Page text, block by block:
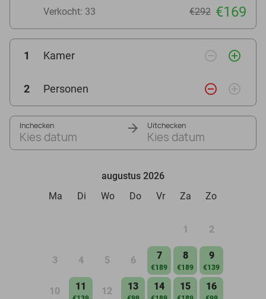
Verkocht: 33 €292 €169
1 Kamer remove_circle_outline add_circle_outline
2 Personen remove_circle_outline add_circle_outline
Inchecken
Kies datum
Uitchecken
Kies datum
augustus 2026
Ma
Di Wo Do Vr Za Zo
1 2
3 4 5 6 7
€189
8
€189
9
€139
10 11 12 13 14 15 16